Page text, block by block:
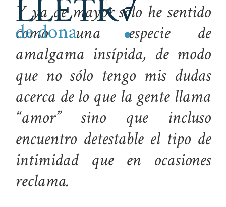
Y ya de mayor solo he sentido
como una especie de
amalgama insípida, de modo
que no sólo tengo mis dudas
acerca de lo que la gente llama
“amor” sino que incluso
encuentro detestable el tipo de
intimidad que en ocasiones
reclama.